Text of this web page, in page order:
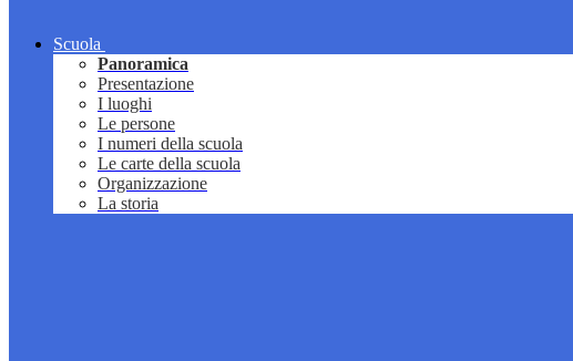
Scuola
Panoramica
Presentazione
I luoghi
Le persone
I numeri della scuola
Le carte della scuola
Organizzazione
La storia